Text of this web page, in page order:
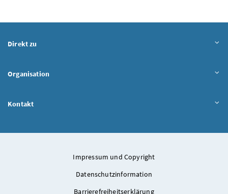
Direkt zu
Organisation
Kontakt
Impressum und Copyright
Datenschutzinformation
Barrierefreiheitserklärung